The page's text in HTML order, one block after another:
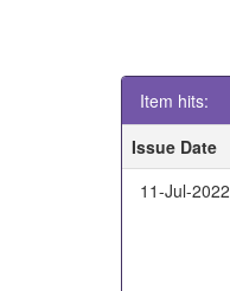
Item hits:
Issue Date
11-Jul-2022